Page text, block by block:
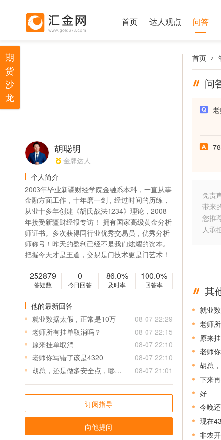
首页 达人观点 问答
胡聪明
金牌达人
个人简介
2003年毕业新疆财经学院金融系本科，一直从事
金融方面工作，十年磨一剑，经过时间的历练，
从业十多年创建《胡氏战法1234》理论，2008
年接受新疆财经报专访！ 拥有国家高级黄金分析
师证书。多次获得同行业优秀交易员，优秀分析
师称号！昨天的盈利已经不是我们炫耀的资本。
把握今天才是王道，交易是门技术更是门艺术！
252879
答疑数
0
今日回答
86.0%
及时率
100.0%
回答率
他的最新回答
就业数据太假，正常是10万
08-07 22:29
老师所有挂单取消吗？
08-07 22:15
原来挂单取消
08-07 22:10
老师你写错了该是4320
08-07 22:10
胡总，还是做多安全点，哪里还能接多？谢谢。
08-07 21:01
订阅指导
向他提问
首页
问
免责
带来
您推
人承
其
就业
老师
原来
老师
胡总
下来
好
今晚
现在
非农
期
货
沙
龙